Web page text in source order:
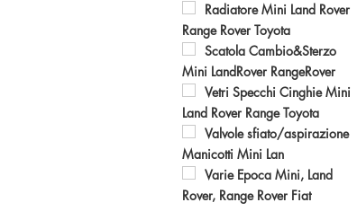
Radiatore Mini Land Rover
Range Rover Toyota
Scatola Cambio&Sterzo
Mini LandRover RangeRover
Vetri Specchi Cinghie Mini
Land Rover Range Toyota
Valvole sfiato/aspirazione
Manicotti Mini Lan
Varie Epoca Mini, Land
Rover, Range Rover Fiat